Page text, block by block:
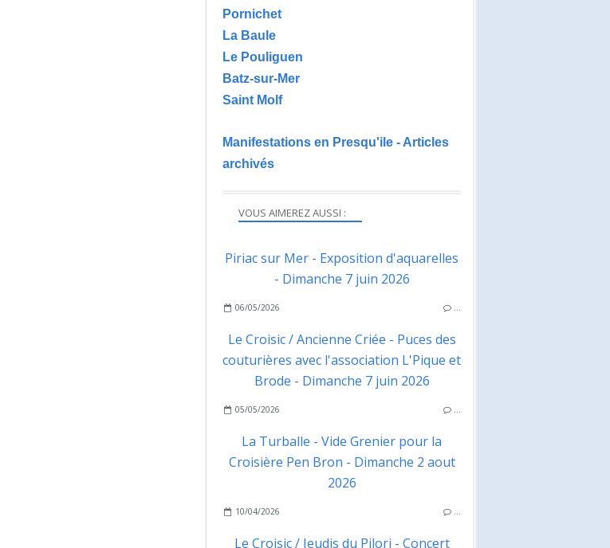
VOUS AIMEREZ AUSSI :
Piriac sur Mer - Exposition d'aquarelles
- Dimanche 7 juin 2026
06/05/2026 …
Le Croisic / Ancienne Criée - Puces des
couturières avec l'association L'Pique et
Brode - Dimanche 7 juin 2026
05/05/2026 …
La Turballe - Vide Grenier pour la
Croisière Pen Bron - Dimanche 2 aout
2026
10/04/2026 …
Le Croisic / Jeudis du Pilori - Concert
Pornichet
La Baule
Le Pouliguen
Batz-sur-Mer
Saint Molf
Manifestations en Presqu'ile - Articles
archivés